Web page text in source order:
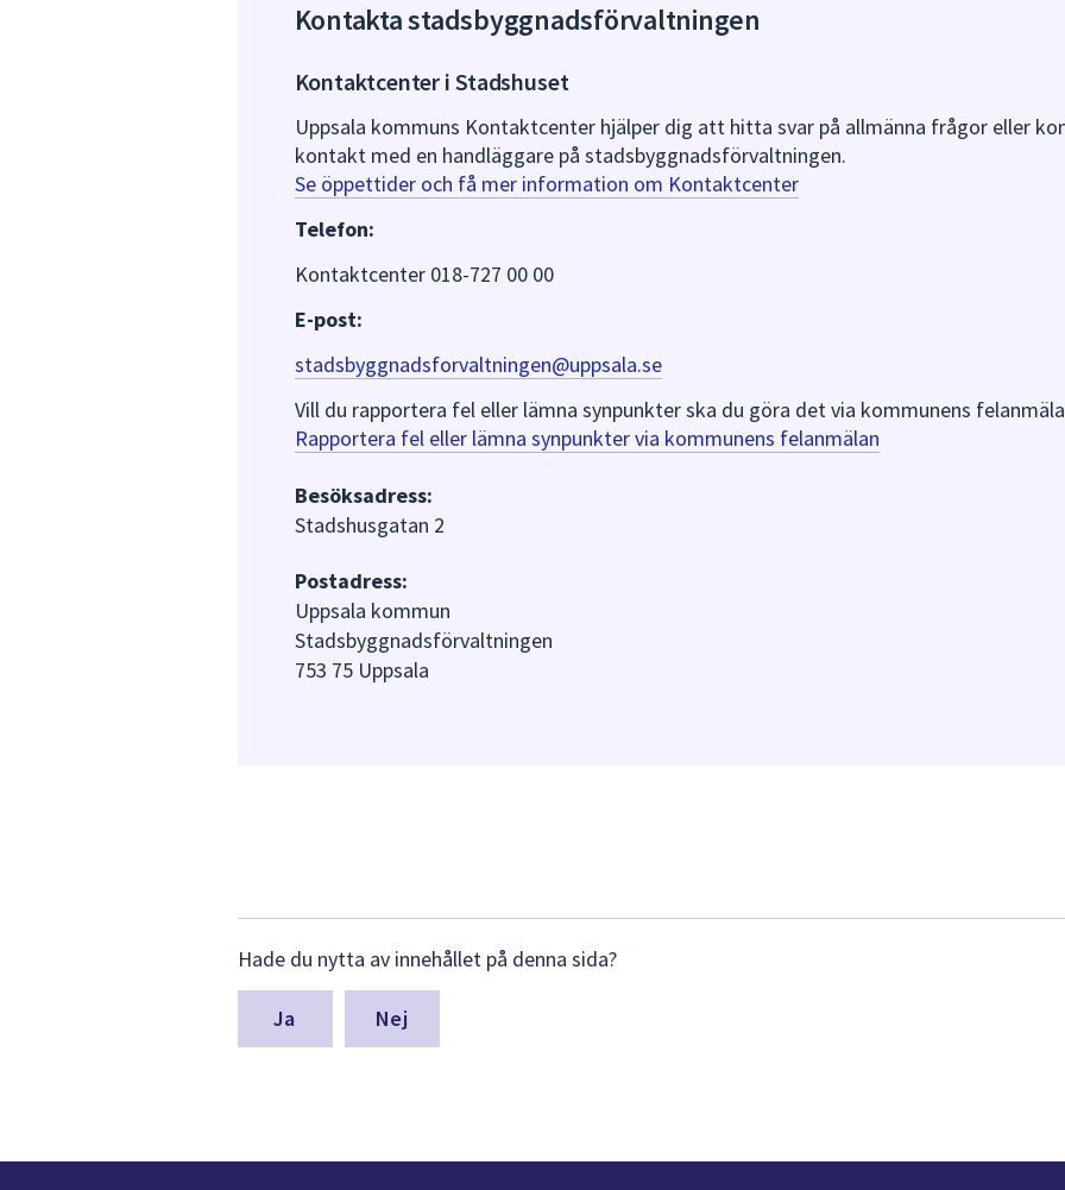
Kontakta stadsbyggnadsförvaltningen
Kontaktcenter i Stadshuset
Uppsala kommuns Kontaktcenter hjälper dig att hitta svar på allmänna frågor eller
kontakt med en handläggare på stadsbyggnadsförvaltningen.
Se öppettider och få mer information om Kontaktcenter
Telefon:
Kontaktcenter 018-727 00 00
E-post:
stadsbyggnadsforvaltningen@uppsala.se
Vill du rapportera fel eller lämna synpunkter ska du göra det via kommunens
Rapportera fel eller lämna synpunkter via kommunens felanmälan
Besöksadress:
Stadshusgatan 2
Postadress:
Uppsala kommun
Stadsbyggnadsförvaltningen
753 75 Uppsala
synpunkter
för
denna
Hade du nytta av innehållet på denna sida?
Nej